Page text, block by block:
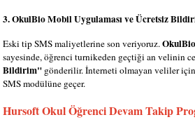
3. OkulBio Mobil Uygulaması ve Ücretsiz
Eski tip SMS maliyetlerine son veriyoruz.
sayesinde, öğrenci turnikeden geçtiği an velinin
Bildirim" gönderilir. İnterneti olmayan veliler
SMS modülüne geçer.
Hursoft Okul Öğrenci Devam Takip